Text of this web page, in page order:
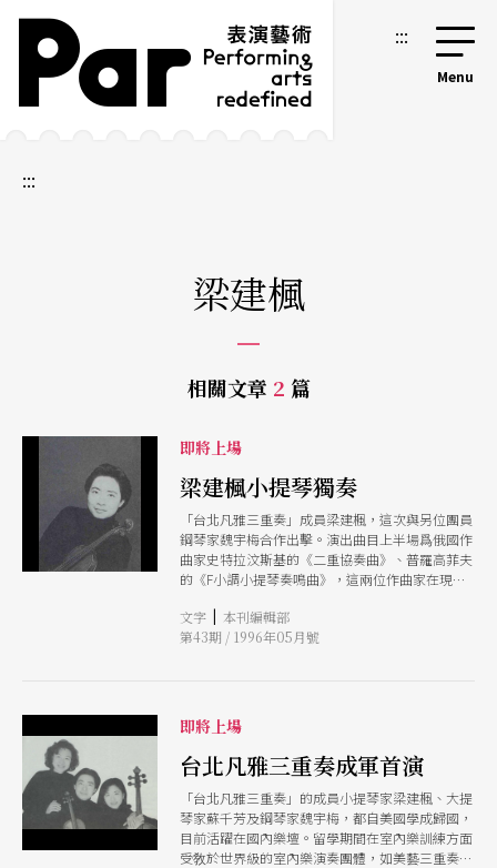
跳到主要內容區塊
網站導覽 :::
:::
梁建楓
相關文章 2 篇
即將上場
梁建楓小提琴獨奏
「台北凡雅三重奏」成員梁建楓，這次與另位團員
鋼琴家魏宇梅合作出擊。演出曲目上半場爲俄國作
曲家史特拉汶斯基的《二重協奏曲》、普羅高菲夫
的《F小調小提琴奏鳴曲》，這兩位作曲家在現代
韋尼奧夫斯基所譜寫的《浮士德幻想曲》，以及德
弗札克的四首浪漫小品。
文字 | 本刊編輯部
第43期 / 1996年05月號
即將上場
台北凡雅三重奏成軍首演
「台北凡雅三重奏」的成員小提琴家梁建楓、大提
琴家蘇千芳及鋼琴家魏宇梅，都自美國學成歸國，
目前活躍在國內樂壇。留學期間在室內樂訓練方面
受敎於世界級的室內樂演奏團體，如美藝三重奏、